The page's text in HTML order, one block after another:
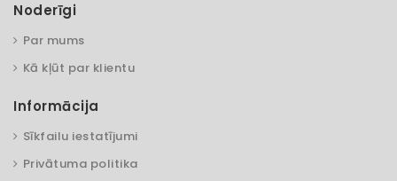
Noderīgi
Par mums
Kā kļūt par klientu
Informācija
Sīkfailu iestatījumi
Privātuma politika